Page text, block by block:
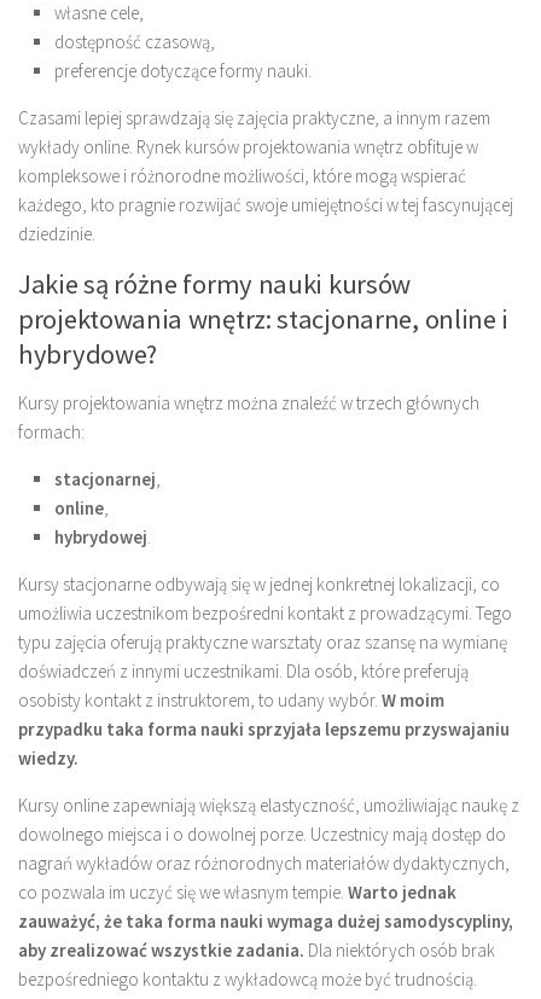
własne cele,
dostępność czasową,
preferencje dotyczące formy nauki.
Czasami lepiej sprawdzają się zajęcia praktyczne, a innym razem
wykłady online. Rynek kursów projektowania wnętrz obfituje w
kompleksowe i różnorodne możliwości, które mogą wspierać
każdego, kto pragnie rozwijać swoje umiejętności w tej fascynującej
dziedzinie.
Jakie są różne formy nauki kursów
projektowania wnętrz: stacjonarne, online i
hybrydowe?
Kursy projektowania wnętrz można znaleźć w trzech głównych
formach:
stacjonarnej,
online,
hybrydowej.
Kursy stacjonarne odbywają się w jednej konkretnej lokalizacji, co
umożliwia uczestnikom bezpośredni kontakt z prowadzącymi. Tego
typu zajęcia oferują praktyczne warsztaty oraz szansę na wymianę
doświadczeń z innymi uczestnikami. Dla osób, które preferują
osobisty kontakt z instruktorem, to udany wybór. W moim
przypadku taka forma nauki sprzyjała lepszemu przyswajaniu
wiedzy.
Kursy online zapewniają większą elastyczność, umożliwiając naukę z
dowolnego miejsca i o dowolnej porze. Uczestnicy mają dostęp do
nagrań wykładów oraz różnorodnych materiałów dydaktycznych,
co pozwala im uczyć się we własnym tempie. Warto jednak
zauważyć, że taka forma nauki wymaga dużej samodyscypliny,
aby zrealizować wszystkie zadania. Dla niektórych osób brak
bezpośredniego kontaktu z wykładowcą może być trudnością.